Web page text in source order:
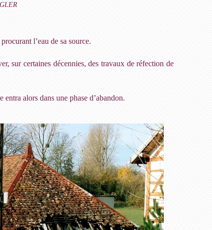
l’eau de sa source.
sur certaines décennies, des travaux de réfection de
alors dans une phase d’abandon.